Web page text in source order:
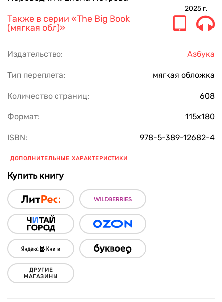
2025 г.
Также в серии «The Big Book
(мягкая обл)»
Издательство: Азбука
Тип переплета: мягкая обложка
Количество страниц: 608
Формат: 115х180
ISBN: 978-5-389-12682-4
ДОПОЛНИТЕЛЬНЫЕ ХАРАКТЕРИСТИКИ
Купить книгу
ДРУГИЕ
МАГАЗИНЫ